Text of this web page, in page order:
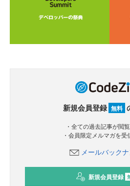
新規会員登録 無料
・全ての過去記事が閲
・会員限定メルマガを受
メールバック
新規会員登録